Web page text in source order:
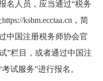
名人员，应当通过“税务
ksbm.ecctaa.cn，简
中国注册税务师协会官
”栏目，或者通过中国注
试服务”进行报名。